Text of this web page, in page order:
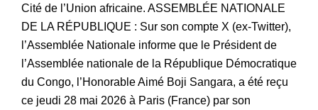
Cité de l’Union africaine. ASSEMBLÉE NATIONALE
DE LA RÉPUBLIQUE : Sur son compte X (ex-Twitter),
l’Assemblée Nationale informe que le Président de
l’Assemblée nationale de la République Démocratique
du Congo, l’Honorable Aimé Boji Sangara, a été reçu
ce jeudi 28 mai 2026 à Paris (France) par son